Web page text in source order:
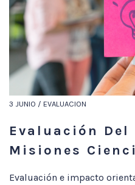
3 JUNIO / EVALUACION
Evaluación Del
Misiones
Evaluación e impacto